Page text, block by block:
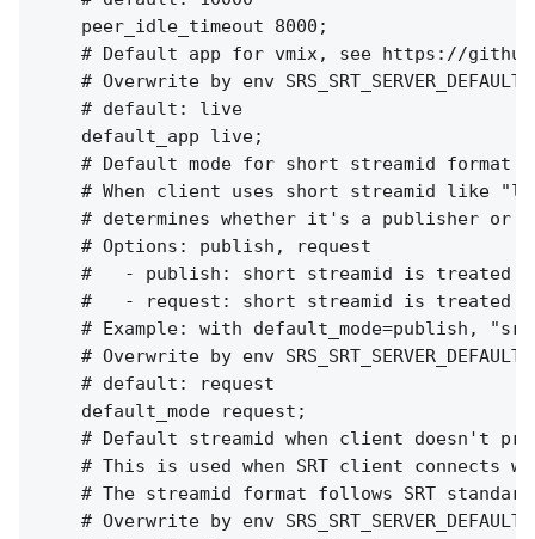
    peer_idle_timeout 8000;
# Default app for vmix, see https://
# Overwrite by env
    # default: live
    default_app live;
# Default mode for short streamid format
# When client uses short streamid like
# determines whether it's a publisher or
    # Options: publish, request
#   - publish: short streamid is treated
#   - request: short streamid is treated
# Example: with default_mode=publish,
# Overwrite by env
    # default: request
    default_mode request;
# Default streamid when client doesn't
# This is used when SRT client connects
# The streamid format follows SRT
# Overwrite by env